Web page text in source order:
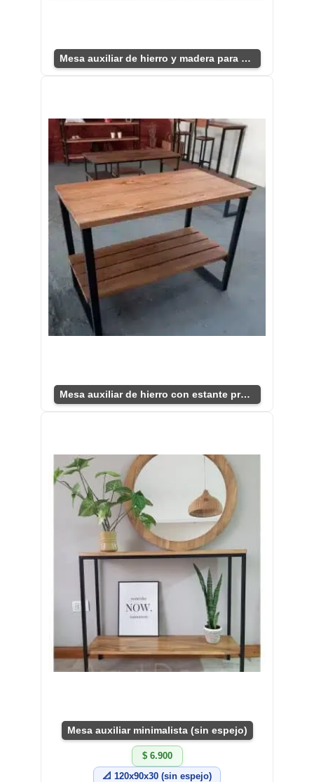
Mesa auxiliar de hierro y madera para oficina
Mesa auxiliar de hierro con estante práctico
Mesa auxiliar minimalista (sin espejo)
$ 6.900
📐 120x90x30 (sin espejo)